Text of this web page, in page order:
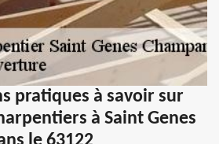
pratiques à savoir sur
à Saint Genes